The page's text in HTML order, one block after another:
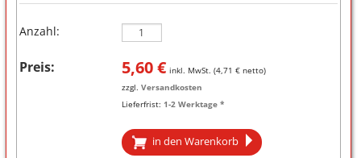
Anzahl:
Preis: 5,60€ inkl. MwSt. (4,71 € netto)
zzgl. Versandkosten
Lieferfrist: 1-2 Werktage *
in den Warenkorb